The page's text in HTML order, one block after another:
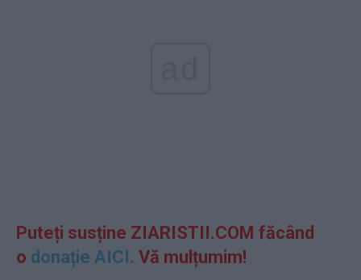
Puteți susține ZIARISTII.COM făcând
o donație AICI. Vă mulțumim!